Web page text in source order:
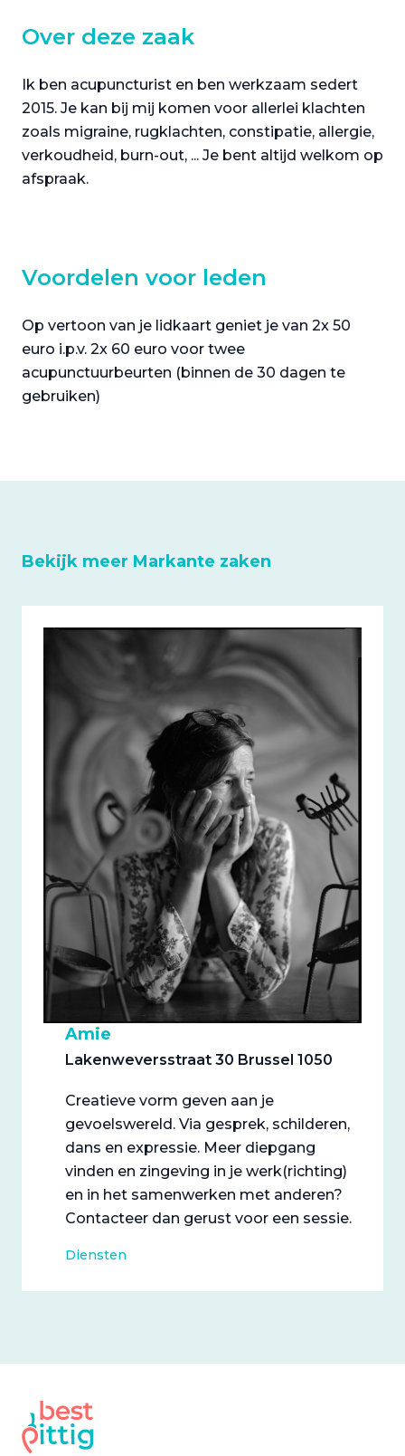
Over deze zaak
Ik ben acupuncturist en ben werkzaam sedert
2015. Je kan bij mij komen voor allerlei klachten
zoals migraine, rugklachten, constipatie, allergie,
verkoudheid, burn-out, ... Je bent altijd welkom op
afspraak.
Voordelen voor leden
Op vertoon van je lidkaart geniet je van 2x 50
euro i.p.v. 2x 60 euro voor twee
acupunctuurbeurten (binnen de 30 dagen te
gebruiken)
Bekijk meer Markante zaken
Amie
Lakenweversstraat 30 Brussel 1050
Creatieve vorm geven aan je
gevoelswereld. Via gesprek, schilderen,
dans en expressie. Meer diepgang
vinden en zingeving in je werk(richting)
en in het samenwerken met anderen?
Contacteer dan gerust voor een sessie.
Diensten